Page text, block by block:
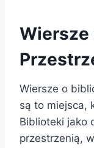
Wiersze
Wiersze o
są to miejsca,
Biblioteki jako
przestrzenią,